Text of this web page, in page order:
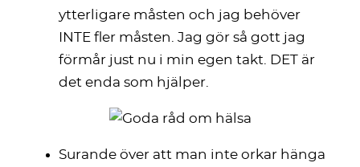
ytterligare måsten och jag behöver
INTE fler måsten. Jag gör så gott jag
förmår just nu i min egen takt. DET är
det enda som hjälper.
Surande över att man inte orkar hänga